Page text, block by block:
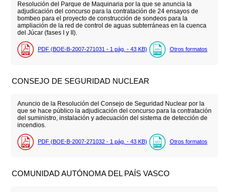
Resolución del Parque de Maquinaria por la que se anuncia la
adjudicación del concurso para la contratación de 24 ensayos de
bombeo para el proyecto de construcción de sondeos para la
ampliación de la red de control de aguas subterráneas en la cuenca
del Júcar (fases I y II).
PDF (BOE-B-2007-271031 - 1 pág. - 43 KB) Otros formatos
CONSEJO DE SEGURIDAD NUCLEAR
Anuncio de la Resolución del Consejo de Seguridad Nuclear por la
que se hace público la adjudicación del concurso para la contratación
del suministro, instalación y adecuación del sistema de detección de
incendios.
PDF (BOE-B-2007-271032 - 1 pág. - 43 KB) Otros formatos
COMUNIDAD AUTÓNOMA DEL PAÍS VASCO